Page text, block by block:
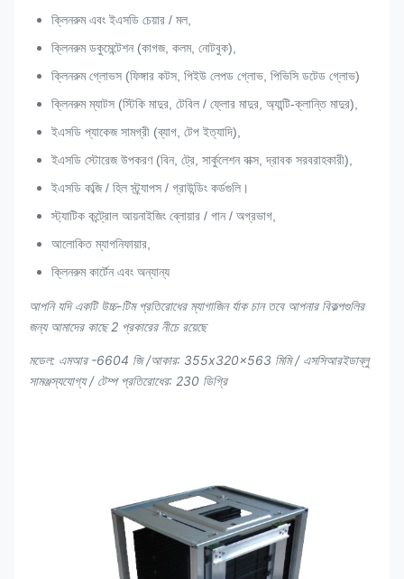
ক্লিনরুম এবং ইএসডি চেয়ার / মল,
ক্লিনরুম ডকুমেন্টেশন (কাগজ, কলম, নোটবুক),
ক্লিনরুম গ্লোভস (ফিঙ্গার কটস, পিইউ লেপড গ্লোভ, পিভিসি ডটেড গ্লোভ)
ক্লিনরুম ম্যাটস (স্টিকি মাদুর, টেবিল / ফ্লোর মাদুর, অ্যান্টি-ক্লান্তি মাদুর),
ইএসডি প্যাকেজ সামগ্রী (ব্যাগ, টেপ ইত্যাদি),
ইএসডি স্টোরেজ উপকরণ (বিন, ট্রে, সার্কুলেশন বাক্স, দ্রাবক সরবরাহকারী),
ইএসডি কব্জি / হিল স্ট্র্যাপস / গ্রাউন্ডিং কর্ডগুলি।
স্ট্যাটিক কন্ট্রোল আয়নাইজিং ব্লোয়ার / গান / অগ্রভাগ,
আলোকিত ম্যাগনিফায়ার,
ক্লিনরুম কার্টেন এবং অন্যান্য
আপনি যদি একটি উচ্চ-টিম প্রতিরোধের ম্যাগাজিন র্যাক চান তবে আপনার বিকল্পগুলির
জন্য আমাদের কাছে 2 প্রকারের নীচে রয়েছে
মডেল: এমআর -6604 জি /আকার: 355x320x563 মিমি / এসসিআরইডাব্লু
সামঞ্জস্যযোগ্য / টেম্প প্রতিরোধের: 230 ডিগ্রি